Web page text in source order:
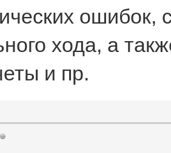
ошибок,
хода, а
и пр.